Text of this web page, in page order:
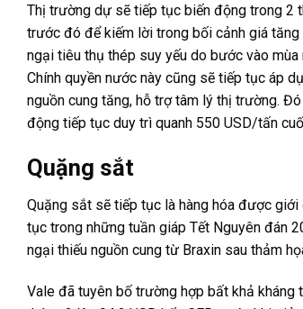
Thị trường dự sẽ tiếp tục biến động trong 2
trước đó để kiếm lời trong bối cảnh giá
ngại tiêu thụ thép suy yếu do bước vào
Chính quyền nước này cũng sẽ tiếp tục áp
nguồn cung tăng, hỗ trợ tâm lý thị trường.
động tiếp tục duy trì quanh 550 USD/tấn
Quặng sắt
Quặng sắt sẽ tiếp tục là hàng hóa được
tục trong những tuần giáp Tết Nguyên đán
ngại thiếu nguồn cung từ Braxin sau thảm
Vale đã tuyên bố trường hợp bất khả